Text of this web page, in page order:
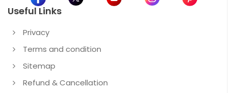
Useful Links
Privacy
Terms and condition
Sitemap
Refund & Cancellation